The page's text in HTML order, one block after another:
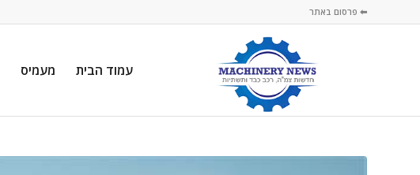
⬅ פרסום באתר
עמוד הבית מעמיס